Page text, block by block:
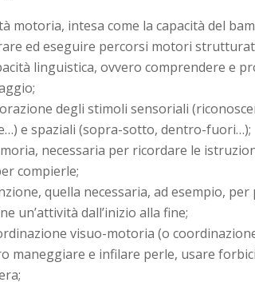
motoria, intesa come la capacità del
ed eseguire percorsi motori
linguistica, ovvero comprendere e
degli stimoli sensoriali
e spaziali (sopra-sotto, dentro-fuori…);
necessaria per ricordare le
compierle;
quella necessaria, ad esempio,
un’attività dall’inizio alla fine;
visuo-motoria (o
maneggiare e infilare perle, usare